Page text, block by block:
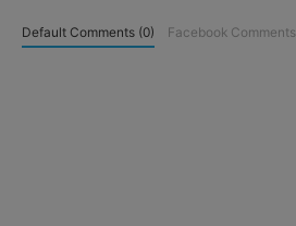
Default Comments (0) Facebook Comments